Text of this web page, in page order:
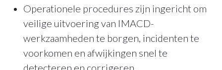
Operationele procedures zijn ingericht om
veilige uitvoering van IMACD-
werkzaamheden te borgen, incidenten te
voorkomen en afwijkingen snel te
detecteren en corrigeren.